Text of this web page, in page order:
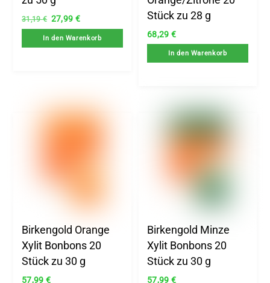
31,19€ Ursprünglicher
Preis
war:
27,99 €Aktueller
Preis
ist:
In den Warenkorb
Stück zu 28 g
68,29 €
In den Warenkorb
Birkengold Orange
Xylit Bonbons 20
Stück zu 30 g
57,99 €
Birkengold Minze
Xylit Bonbons 20
Stück zu 30 g
57,99 €